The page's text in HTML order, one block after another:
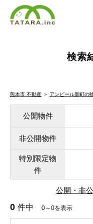
検索
熊本市 不動産 ＞ アンピール新町の
公開物件
非公開物件
特別限定物
件
公開・非
0 件中 0～0を表示